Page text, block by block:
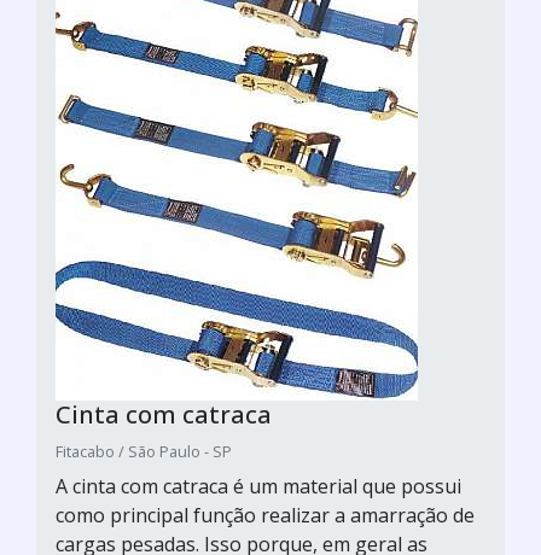
Cinta com catraca
Fitacabo / São Paulo - SP
A cinta com catraca é um material que possui
como principal função realizar a amarração de
cargas pesadas. Isso porque, em geral as